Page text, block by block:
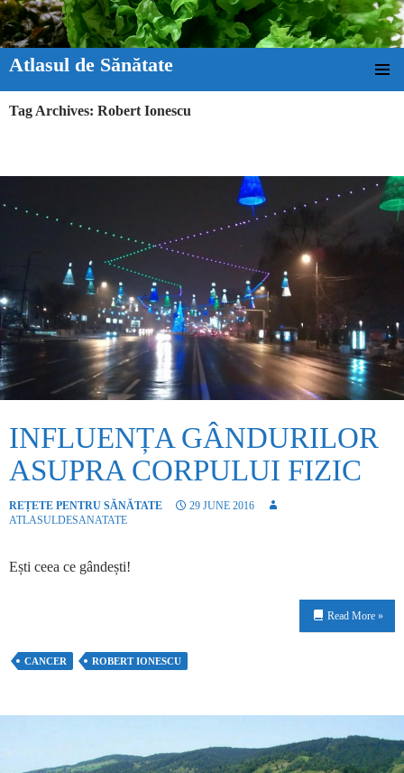
Atlasul de Sănătate
Tag Archives: Robert Ionescu
INFLUENȚA GÂNDURILOR
ASUPRA CORPULUI FIZIC
REȚETE PENTRU SĂNĂTATE
29 JUNE 2016
ATLASULDESANATATE
Ești ceea ce gândești!
Read More »
CANCER ROBERT IONESCU